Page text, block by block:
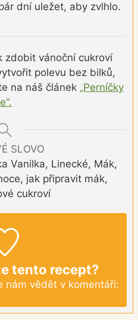
dní uležet, aby zvlhlo.
zdobit vánoční cukroví
polevu bez bilků,
na náš článek „Perníčky
SLOVO
Vanilka, Linecké, Mák,
jak připravit mák,
cukroví
tento recept?
nám vědět v komentáři: